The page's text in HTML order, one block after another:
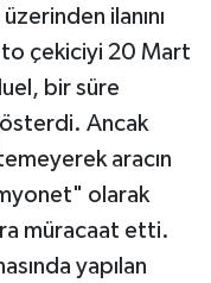
ilanını
çekiciyi 20 Mart
bir süre
Ancak
aracın
olarak
müracaat etti.
yapılan